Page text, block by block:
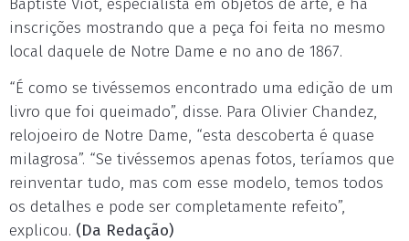
Baptiste Viot, especialista em objetos de arte, e há
inscrições mostrando que a peça foi feita no mesmo
local daquele de Notre Dame e no ano de 1867.
“É como se tivéssemos encontrado uma edição de um
livro que foi queimado”, disse. Para Olivier Chandez,
relojoeiro de Notre Dame, “esta descoberta é quase
milagrosa”. “Se tivéssemos apenas fotos, teríamos que
reinventar tudo, mas com esse modelo, temos todos
os detalhes e pode ser completamente refeito”,
explicou. (Da Redação)